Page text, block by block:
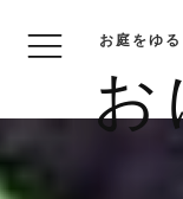
お
お庭をゆ